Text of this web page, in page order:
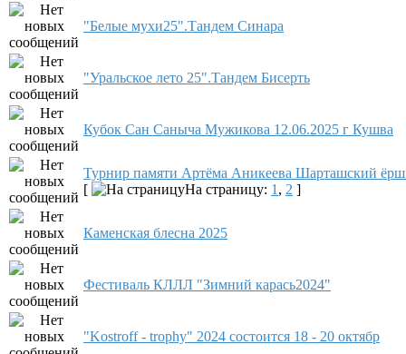
"Белые мухи25".Тандем Синара
"Уральское лето 25".Тандем Бисерть
Кубок Сан Саныча Мужикова 12.06.2025 г Кушва
Турнир памяти Артёма Аникеева Шарташский ёрш
[
На страницу: 1 , 2 ]
Каменская блесна 2025
Фестиваль КЛЛЛ "Зимний карась2024"
"Kostroff - trophy" 2024 состоится 18 - 20 октябр